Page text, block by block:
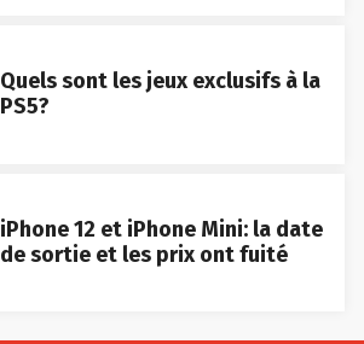
Quels sont les jeux exclusifs à la
PS5?
iPhone 12 et iPhone Mini: la date
de sortie et les prix ont fuité